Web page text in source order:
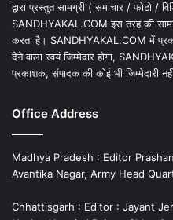
द्वारा प्रस्तुत सामग्री ( समाचार / फोटो /
SANDHYAKAL.COM इस तरह की
करता है। SANDHYAKAL.COM में
देने वाला स्वयं जिम्मेदार होगा,
प्रकाशक, संपादक की कोई भी जिम्मेदारी नहीं
Office Address
Madhya Pradesh : Editor
Avantika Nagar, Army Head
Chhattisgarh : Editor : Jayant